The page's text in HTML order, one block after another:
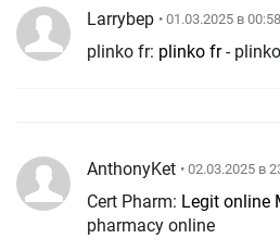
Larrybep • 01.03.2025 в 00:58
plinko fr: plinko fr-
AnthonyKet • 02.03.2025 в
Cert Pharm: Legit online
pharmacy online